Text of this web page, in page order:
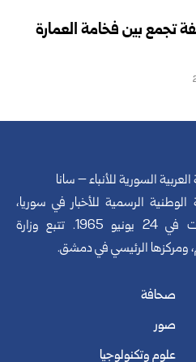
بين فخامة العمارة
العربية السورية للأنباء – سانا
الوطنية الرسمية للأخبار في سوريا،
تأسست في 24 يونيو 1965. تتبع وزارة
ومركزها الرئيسي في دمشق.
صحافة
صور
علوم وتكنولوجيا